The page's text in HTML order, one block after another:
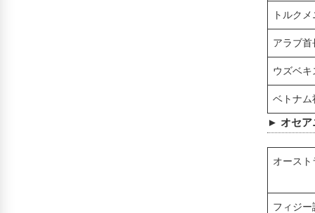
トルク
アラブ首
ウズベキ
ベトナム
► オセア
オースト
フィジー